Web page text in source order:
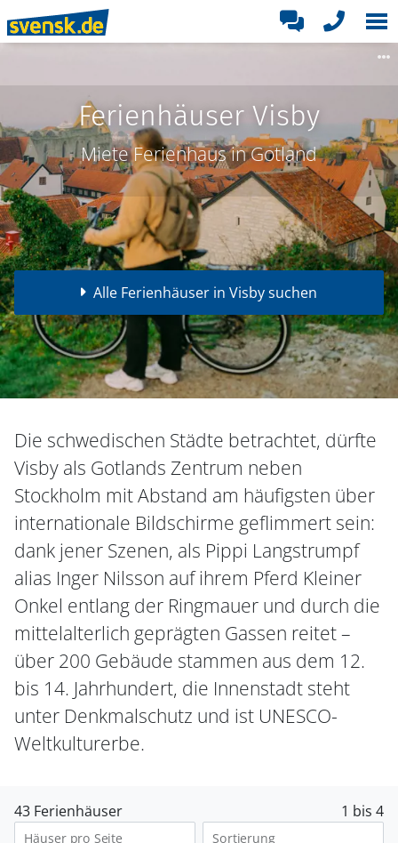
Ferienhäuser Visby
Miete Ferienhaus in Gotland
Alle Ferienhäuser in Visby suchen
Die schwedischen Städte betrachtet, dürfte
Visby als Gotlands Zentrum neben
Stockholm mit Abstand am häufigsten über
internationale Bildschirme geflimmert sein:
dank jener Szenen, als Pippi Langstrumpf
alias Inger Nilsson auf ihrem Pferd Kleiner
Onkel entlang der Ringmauer und durch die
mittelalterlich geprägten Gassen reitet –
über 200 Gebäude stammen aus dem 12.
bis 14. Jahrhundert, die Innenstadt steht
unter Denkmalschutz und ist UNESCO-
Weltkulturerbe.
43 Ferienhäuser 1 bis 4
Häuser pro Seite Sortierung